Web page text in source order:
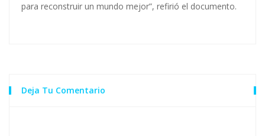
para reconstruir un mundo mejor”, refirió el documento.
Deja Tu Comentario